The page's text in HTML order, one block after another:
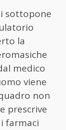
sottopone
la
medico
viene
non
prescrive
farmaci